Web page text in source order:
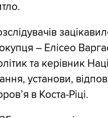
– Елісео
та керівник
установи,
в Коста-Ріці.